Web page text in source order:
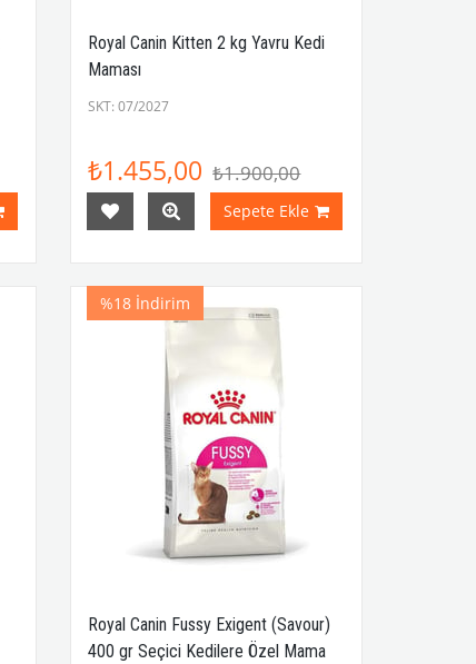
Royal Canin Kitten 2 kg Yavru Kedi
Maması
SKT: 07/2027
₺1.455,00 ₺1.900,00
Sepete Ekle
Royal Canin Fussy Exigent (Savour)
400 gr Seçici Kedilere Özel Mama
%18 İndirim